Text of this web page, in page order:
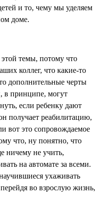
и то, чему мы уделяем
доме.
темы, потому что
коллег, что какие-то
дополнительные черты
в принципе, могут
если ребенку дают
получает реабилитацию,
вот это сопровождаемое
что, ну понятно, что
ничему не учить,
на автомате за всеми.
ухаживать
во взрослую жизнь,